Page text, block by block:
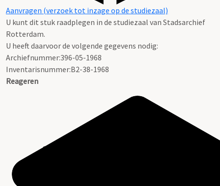
Aanvragen (verzoek tot inzage op de studiezaal)
U kunt dit stuk raadplegen in de studiezaal van Stadsarchief
Rotterdam.
U heeft daarvoor de volgende gegevens nodig:
Archiefnummer:396-05-1968
Inventarisnummer:B2-38-1968
Reageren